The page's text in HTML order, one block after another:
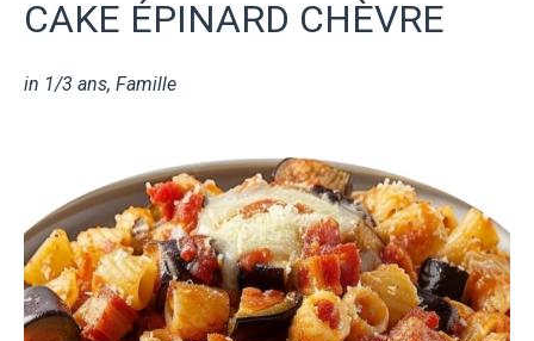
CAKE ÉPINARD CHÈVRE
in 1/3 ans, Famille